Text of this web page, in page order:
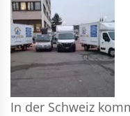
In der Schweiz